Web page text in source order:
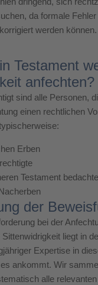
da formale
werden können.
Testament
anfechten?
sind alle Personen,
einen rechtlichen
Erben
Testament
der
bei der
liegt in
Expertise in
ankommt. Wir
alle